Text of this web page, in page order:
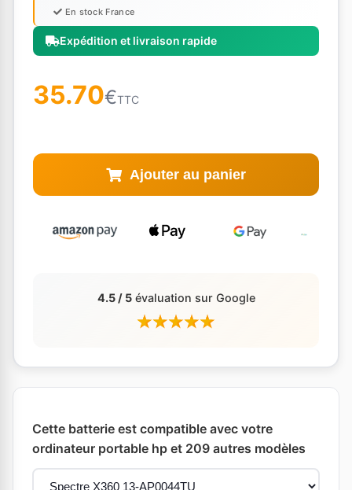
Expédition et livraison rapide
En stock France
35.70€TTC
Ajouter au panier
4.5 / 5évaluation sur Google
Cette batterie est compatible avec votre
ordinateur portable hp et 209 autres modèles